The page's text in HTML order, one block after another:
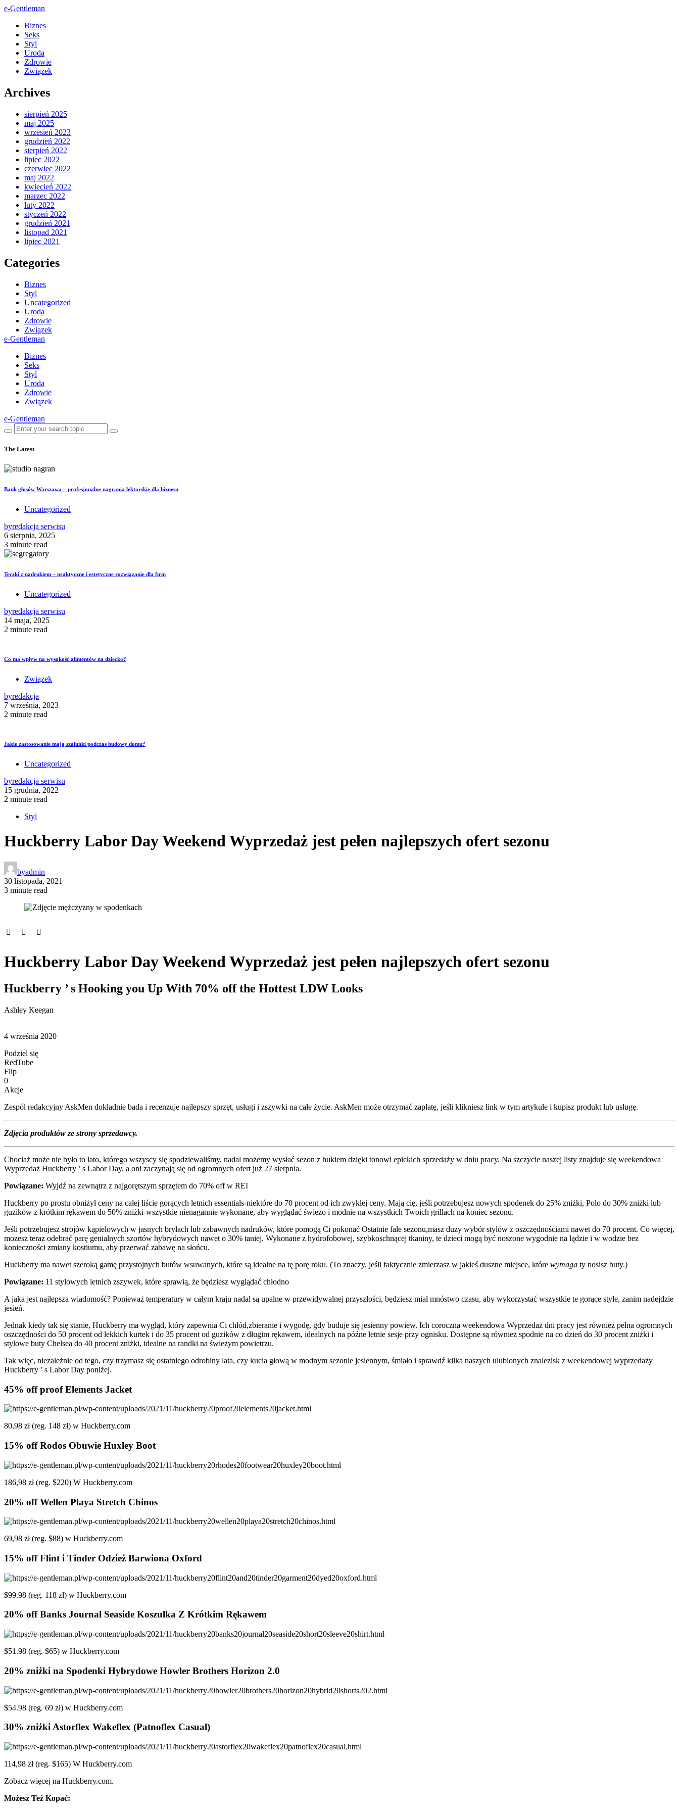
e-Gentleman
Biznes
Seks
Styl
Uroda
Zdrowie
Związek
Archives
sierpień 2025
maj 2025
wrzesień 2023
grudzień 2022
sierpień 2022
lipiec 2022
czerwiec 2022
maj 2022
kwiecień 2022
marzec 2022
luty 2022
styczeń 2022
grudzień 2021
listopad 2021
lipiec 2021
Categories
Biznes
Styl
Uncategorized
Uroda
Zdrowie
Związek
e-Gentleman
Biznes
Seks
Styl
Uroda
Zdrowie
Związek
e-Gentleman
The Latest
Bank głosów Warszawa – profesjonalne nagrania lektorskie dla biznesu
Uncategorized
byredakcja serwisu
6 sierpnia, 2025
3 minute read
Teczki z nadrukiem – praktyczne i estetyczne rozwiązanie dla firm
Uncategorized
byredakcja serwisu
14 maja, 2025
2 minute read
Co ma wpływ na wysokość alimentów na dziecko?
Związek
byredakcja
7 września, 2023
2 minute read
Jakie zastosowanie mają szalunki podczas budowy domu?
Uncategorized
byredakcja serwisu
15 grudnia, 2022
2 minute read
Styl
Huckberry Labor Day Weekend Wyprzedaż jest pełen najlepszych ofert sezonu
byadmin
30 listopada, 2021
3 minute read
Huckberry Labor Day Weekend Wyprzedaż jest pełen najlepszych ofert sezonu
Huckberry ’ s Hooking you Up With 70% off the Hottest LDW Looks
Ashley Keegan
4 września 2020
Podziel się
RedTube
Flip
0
Akcje
Zespół redakcyjny AskMen dokładnie bada i recenzuje najlepszy sprzęt, usługi i zszywki na całe życie. AskMen może otrzymać zapłatę, jeśli klikniesz link w tym artykule i kupisz produkt lub usługę.
Zdjęcia produktów ze strony sprzedawcy.
Chociaż może nie było to lato, którego wszyscy się spodziewaliśmy, nadal możemy wysłać sezon z hukiem dzięki tonowi epickich sprzedaży w dniu pracy. Na szczycie naszej listy znajduje się weekendowa
Wyprzedaż Huckberry ’ s Labor Day, a oni zaczynają się od ogromnych ofert już 27 sierpnia.
Powiązane: Wyjdź na zewnątrz z najgorętszym sprzętem do 70% off w REI
Huckberry po prostu obniżył ceny na całej liście gorących letnich essentials-niektóre do 70 procent od ich zwykłej ceny. Mają cię, jeśli potrzebujesz nowych spodenek do 25% zniżki, Polo do 30% zniżki lub
guzików z krótkim rękawem do 50% zniżki-wszystkie nienagannie wykonane, aby wyglądać świeżo i modnie na wszystkich Twoich grillach na koniec sezonu.
Jeśli potrzebujesz strojów kąpielowych w jasnych bryłach lub zabawnych nadruków, które pomogą Ci pokonać Ostatnie fale sezonu,masz duży wybór stylów z oszczędnościami nawet do 70 procent. Co więcej,
możesz teraz odebrać parę genialnych szortów hybrydowych nawet o 30% taniej. Wykonane z hydrofobowej, szybkoschnącej tkaniny, te dzieci mogą być noszone wygodnie na lądzie i w wodzie bez
konieczności zmiany kostiumu, aby przerwać zabawę na słońcu.
Huckberry ma nawet szeroką gamę przystojnych butów wsuwanych, które są idealne na tę porę roku. (To znaczy, jeśli faktycznie zmierzasz w jakieś duszne miejsce, które wymaga ty nosisz buty.)
Powiązane: 11 stylowych letnich zszywek, które sprawią, że będziesz wyglądać chłodno
A jaka jest najlepsza wiadomość? Ponieważ temperatury w całym kraju nadal są upalne w przewidywalnej przyszłości, będziesz miał mnóstwo czasu, aby wykorzystać wszystkie te gorące style, zanim nadejdzie
jesień.
Jednak kiedy tak się stanie, Huckberry ma wygląd, który zapewnia Ci chłód,zbieranie i wygodę, gdy buduje się jesienny powiew. Ich coroczna weekendowa Wyprzedaż dni pracy jest również pełna ogromnych
oszczędności do 50 procent od lekkich kurtek i do 35 procent od guzików z długim rękawem, idealnych na późne letnie sesje przy ognisku. Dostępne są również spodnie na co dzień do 30 procent zniżki i
stylowe buty Chelsea do 40 procent zniżki, idealne na randki na świeżym powietrzu.
Tak więc, niezależnie od tego, czy trzymasz się ostatniego odrobiny lata, czy kucia głową w modnym sezonie jesiennym, śmiało i sprawdź kilka naszych ulubionych znalezisk z weekendowej wyprzedaży
Huckberry ’ s Labor Day poniżej.
45% off proof Elements Jacket
80,98 zł (reg. 148 zł) w Huckberry.com
15% off Rodos Obuwie Huxley Boot
186,98 zł (reg. $220) W Huckberry.com
20% off Wellen Playa Stretch Chinos
69,98 zł (reg. $88) w Huckberry.com
15% off Flint i Tinder Odzież Barwiona Oxford
$99.98 (reg. 118 zł) w Huckberry.com
20% off Banks Journal Seaside Koszulka Z Krótkim Rękawem
$51.98 (reg. $65) w Huckberry.com
20% zniżki na Spodenki Hybrydowe Howler Brothers Horizon 2.0
$54.98 (reg. 69 zł) w Huckberry.com
30% zniżki Astorflex Wakeflex (Patnoflex Casual)
114,98 zł (reg. $165) W Huckberry.com
Zobacz więcej na Huckberry.com.
Możesz Też Kopać: